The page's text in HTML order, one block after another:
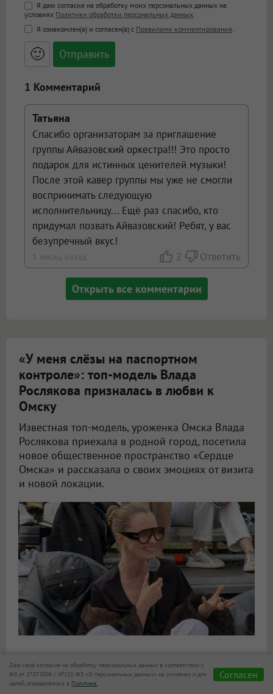
Поддержка HTML
<b>, <strong>, <u>, <i>, <em>, <s>, <big>,
<small>, <sup>, <sub>, <pre>, <ul>, <ol>, <li>,
<blockquote>, <code> экранирует HTML,
адреса URL автоматически становятся
ссылками, и [img]адрес[/img] будет
Я даю согласие на обработку моих персональных данных на
условиях Политики обработки персональных данных
Я ознакомлен(а) и согласен(а) с Правилами комментирования
🙂
1 Комментарий
Татьяна
Спасибо организаторам за приглашение
группы Айвазовский оркестра!!! Это просто
подарок для истинных ценителей музыки!
После этой кавер группы мы уже не смогли
воспринимать следующую
исполнительницу... Ещё раз спасибо, кто
придумал позвать Айвазовский! Ребят, у вас
безупречный вкус!
1 месяц назад 2 Ответить
Открыть все комментарии
«У меня слёзы на паспортном
контроле»: топ-модель Влада
Рослякова призналась в любви к
Омску
Известная топ-модель, уроженка Омска Влада
Рослякова приехала в родной город, посетила
новое общественное пространство «Сердце
Омска» и рассказала о своих эмоциях от визита
и новой локации.
Известная топ-модель, уроженка Омска Влада
Росляковаприехала в родной регион и посетила
Даю своё согласие на обработку персональных данных в соответствии с
ФЗ от 27.07.2006 г. №152-ФЗ «О персональных данных» на условиях и для
целей, определённых в Политике.
Согласен